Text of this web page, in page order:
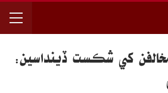
مخالفن کي شڪست ڏينداسين: